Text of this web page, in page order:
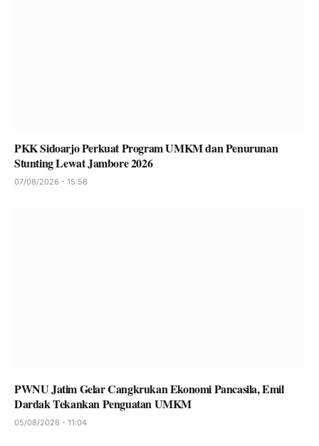
PKK Sidoarjo Perkuat Program UMKM dan Penurunan
Stunting Lewat Jambore 2026
07/08/2026 - 15:58
PWNU Jatim Gelar Cangkrukan Ekonomi Pancasila, Emil
Dardak Tekankan Penguatan UMKM
05/08/2026 - 11:04